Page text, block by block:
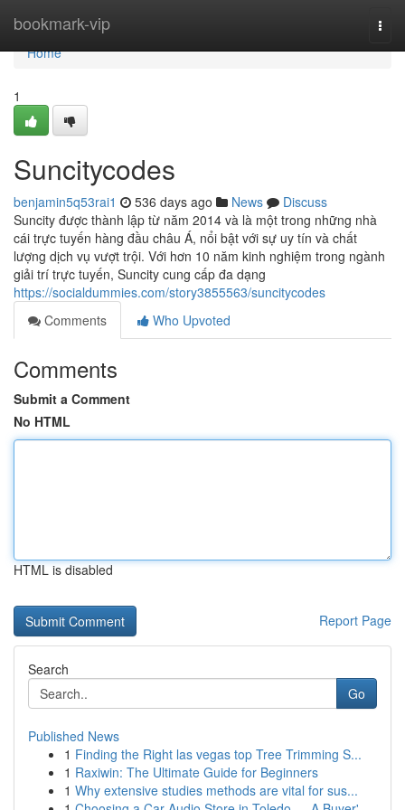
bookmark-vip
Home
Home
1
Suncitycodes
benjamin5q53rai1 536 days ago News
Discuss
Suncity được thành lập từ năm 2014 và là một trong những nhà
cái trực tuyến hàng đầu châu Á, nổi bật với sự uy tín và chất
lượng dịch vụ vượt trội. Với hơn 10 năm kinh nghiệm trong ngành
giải trí trực tuyến, Suncity cung cấp đa dạng
https://socialdummies.com/story3855563/suncitycodes
Comments
Who Upvoted
Comments
Submit a Comment
No HTML
HTML is disabled
Report Page
Search
Go
Published News
1 Finding the Right las vegas top Tree Trimming S...
1 Raxiwin: The Ultimate Guide for Beginners
1 Why extensive studies methods are vital for sus...